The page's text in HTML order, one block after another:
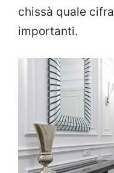
chissà quale
importanti.